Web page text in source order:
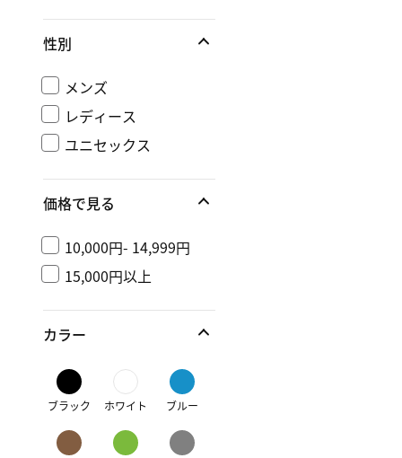
性別
メンズ
レディース
ユニセックス
価格で見る
10,000円- 14,999円
15,000円以上
カラー
ブラック ホワイト ブルー